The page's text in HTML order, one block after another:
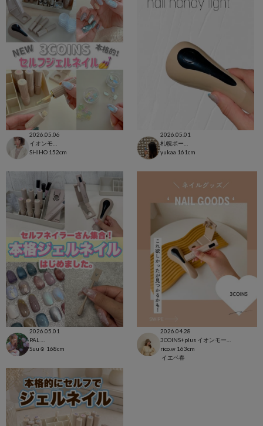
2026.05.06
SHIHO 152cm
2026.05.01
yukaa 161cm
2026.05.01
Suu☺︎ 168cm
2026.04.28
rico.w 163cm
イエベ春